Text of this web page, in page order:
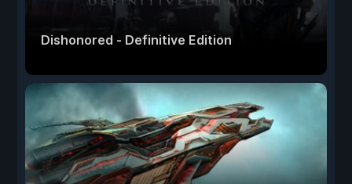
Dishonored - Definitive Edition